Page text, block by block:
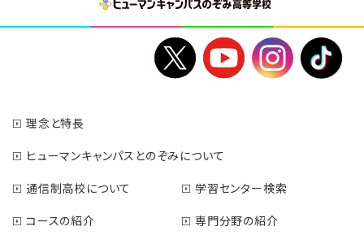
理念と特長
ヒューマンキャンパスとのぞみについて
通信制高校について
学習センター検索
コースの紹介
専門分野の紹介